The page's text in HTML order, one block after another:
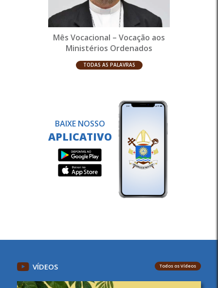
Mês Vocacional – Vocação aos
Ministérios Ordenados
TODAS AS PALAVRAS
BAIXE NOSSO
APLICATIVO
VÍDEOS Todos os Vídeos